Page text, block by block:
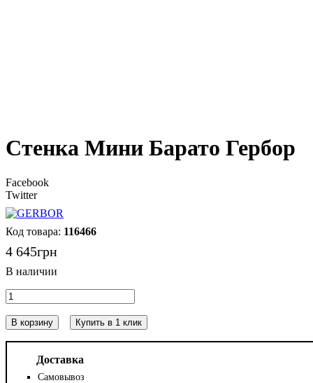
Стенка Мини Барато Гербор
Facebook
Twitter
116466
4 645грн
В корзину Купить в 1 клик
Доставка
Самовывоз